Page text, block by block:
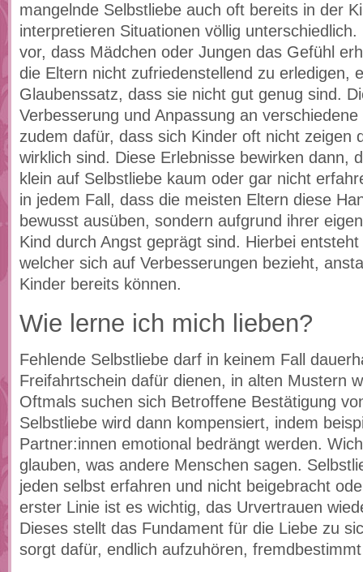
mangelnde Selbstliebe auch oft bereits in der
interpretieren Situationen völlig
vor, dass Mädchen oder Jungen das Gefühl
die Eltern nicht zufriedenstellend zu erledigen,
Glaubenssatz, dass sie nicht gut genug sind.
Verbesserung und Anpassung an
zudem dafür, dass sich Kinder oft nicht zeigen
wirklich sind. Diese Erlebnisse bewirken dann,
klein auf Selbstliebe kaum oder gar nicht
in jedem Fall, dass die meisten Eltern diese
bewusst ausüben, sondern aufgrund ihrer
Kind durch Angst geprägt sind. Hierbei
welcher sich auf Verbesserungen bezieht,
Kinder bereits können.
Wie lerne ich mich lieben?
Fehlende Selbstliebe darf in keinem Fall
Freifahrtschein dafür dienen, in alten Mustern
Oftmals suchen sich Betroffene Bestätigung
Selbstliebe wird dann kompensiert, indem
Partner:innen emotional bedrängt werden.
glauben, was andere Menschen sagen.
jeden selbst erfahren und nicht beigebracht
erster Linie ist es wichtig, das Urvertrauen
Dieses stellt das Fundament für die Liebe zu
sorgt dafür, endlich aufzuhören,